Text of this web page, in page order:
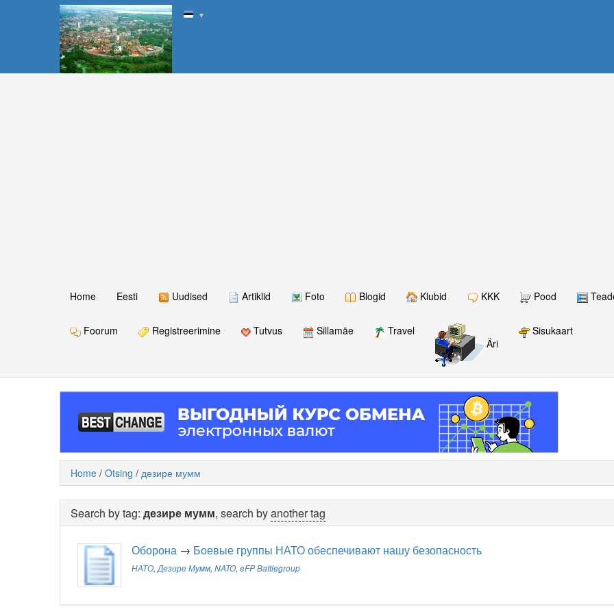
▼
Home Eesti Uudised Artiklid Foto Blogid Klubid KKK Pood
Foorum Registreerimine Tutvus Sillamäe
Travel
Äri
Sisukaart
Home / Otsing / дезире мумм
Search by tag: дезире мумм, search byanother tag
Оборона → Боевые группы НАТО обеспечивают нашу безопасность
НАТО,Дезире Мумм, NATO, eFP Battlegroup